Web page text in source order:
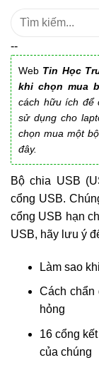
Tìm
--
Web Tin Học
khi chọn mua
cách hữu ích để
sử dụng cho
chọn mua một
đây.
Bộ chia USB
cổng USB.
cổng USB hạn
USB, hãy lưu ý
Làm sao
Cách chẩn
hỏng
16 cổng
của chúng